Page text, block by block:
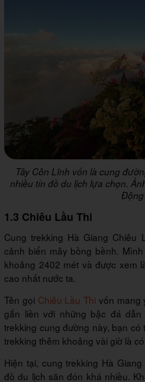
Tây Côn Lĩnh vốn là cung
nhiều tín đồ du lịch lựa chọn.
Động
1.3 Chiêu Lầu Thi
Cung trekking Hà Giang Chiêu
cảnh biển mây bồng bềnh.
khoảng 2402 mét và được xem
cao nhất nước ta.
Tên gọi Chiêu Lầu Thi vốn mang
gắn liền với những bậc đá
trekking cung đường này, bạn
trekking thêm khoảng vài giờ là
Hiện tại, cung trekking Hà
đồ du lịch săn đón khá nhiều.